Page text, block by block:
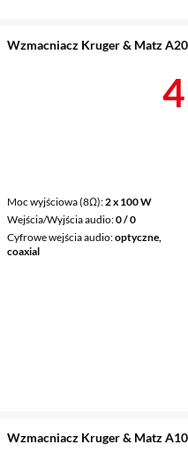
Wzmacniacz Kruger & Matz A20
Moc wyjściowa (8Ω) 2 x 100 W
Wejścia/Wyjścia audio 0 / 0
Cyfrowe wejścia audio optyczne,
coaxial
Wzmacniacz Kruger & Matz A10